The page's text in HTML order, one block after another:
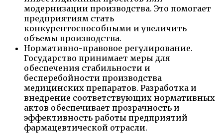
модернизации производства. Это помогает
предприятиям стать
конкурентоспособными и увеличить
объемы производства.
Нормативно-правовое регулирование.
Государство принимает меры для
обеспечения стабильности и
бесперебойности производства
медицинских препаратов. Разработка и
внедрение соответствующих нормативных
актов обеспечивает прозрачность и
эффективность работы предприятий
фармацевтической отрасли.